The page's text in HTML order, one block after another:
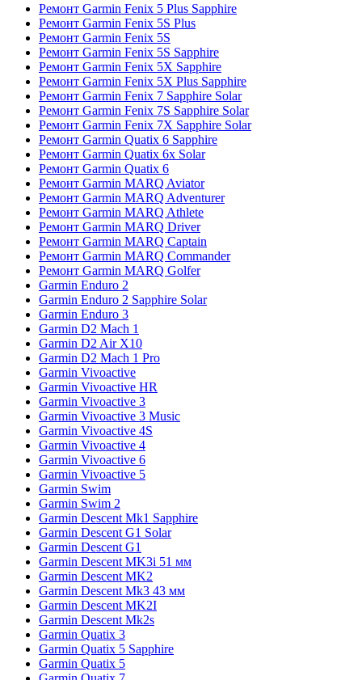
Ремонт Garmin Fenix 5 Plus Sapphire
Ремонт Garmin Fenix 5S Plus
Ремонт Garmin Fenix 5S
Ремонт Garmin Fenix 5S Sapphire
Ремонт Garmin Fenix 5X Sapphire
Ремонт Garmin Fenix 5X Plus Sapphire
Ремонт Garmin Fenix 7 Sapphire Solar
Ремонт Garmin Fenix 7S Sapphire Solar
Ремонт Garmin Fenix 7X Sapphire Solar
Ремонт Garmin Quatix 6 Sapphire
Ремонт Garmin Quatix 6x Solar
Ремонт Garmin Quatix 6
Ремонт Garmin MARQ Aviator
Ремонт Garmin MARQ Adventurer
Ремонт Garmin MARQ Athlete
Ремонт Garmin MARQ Driver
Ремонт Garmin MARQ Captain
Ремонт Garmin MARQ Commander
Ремонт Garmin MARQ Golfer
Garmin Enduro 2
Garmin Enduro 2 Sapphire Solar
Garmin Enduro 3
Garmin D2 Mach 1
Garmin D2 Air X10
Garmin D2 Mach 1 Pro
Garmin Vivoactive
Garmin Vivoactive HR
Garmin Vivoactive 3
Garmin Vivoactive 3 Music
Garmin Vivoactive 4S
Garmin Vivoactive 4
Garmin Vivoactive 6
Garmin Vivoactive 5
Garmin Swim
Garmin Swim 2
Garmin Descent Mk1 Sapphire
Garmin Descent G1 Solar
Garmin Descent G1
Garmin Descent MK3i 51 мм
Garmin Descent MK2
Garmin Descent Mk3 43 мм
Garmin Descent MK2I
Garmin Descent Mk2s
Garmin Quatix 3
Garmin Quatix 5 Sapphire
Garmin Quatix 5